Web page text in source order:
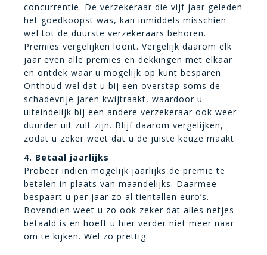
concurrentie. De verzekeraar die vijf jaar geleden
het goedkoopst was, kan inmiddels misschien
wel tot de duurste verzekeraars behoren.
Premies vergelijken loont. Vergelijk daarom elk
jaar even alle premies en dekkingen met elkaar
en ontdek waar u mogelijk op kunt besparen.
Onthoud wel dat u bij een overstap soms de
schadevrije jaren kwijtraakt, waardoor u
uiteindelijk bij een andere verzekeraar ook weer
duurder uit zult zijn. Blijf daarom vergelijken,
zodat u zeker weet dat u de juiste keuze maakt.
4. Betaal jaarlijks
Probeer indien mogelijk jaarlijks de premie te
betalen in plaats van maandelijks. Daarmee
bespaart u per jaar zo al tientallen euro’s.
Bovendien weet u zo ook zeker dat alles netjes
betaald is en hoeft u hier verder niet meer naar
om te kijken. Wel zo prettig.